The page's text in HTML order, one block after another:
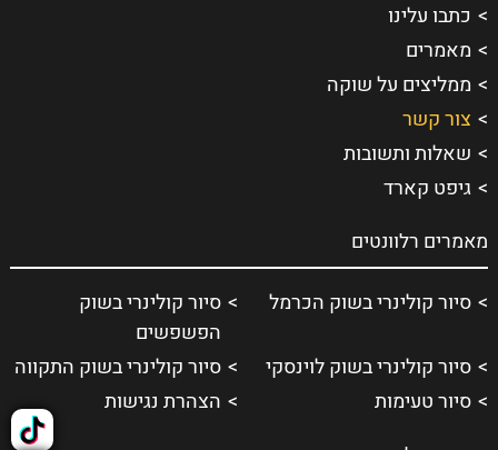
כתבו עלינו
מאמרים
ממליצים על שוקה
צור קשר
שאלות ותשובות
גיפט קארד
מאמרים רלוונטים
סיור קולינרי בשוק הכרמל
סיור קולינרי בשוק
הפשפשים
סיור קולינרי בשוק לוינסקי
סיור קולינרי בשוק התקווה
סיור טעימות
הצהרת נגישות